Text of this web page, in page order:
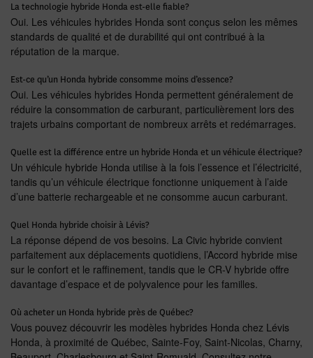
La technologie hybride Honda est-elle fiable?
Oui. Les véhicules hybrides Honda sont conçus selon les mêmes
standards de qualité et de durabilité qui ont contribué à la
réputation de la marque.
Est-ce qu’un Honda hybride consomme moins d’essence?
Oui. Les véhicules hybrides Honda permettent généralement de
réduire la consommation de carburant, particulièrement lors des
trajets urbains comportant de nombreux arrêts et redémarrages.
Quelle est la différence entre un hybride Honda et un véhicule électrique?
Un véhicule hybride Honda utilise à la fois l’essence et l’électricité,
tandis qu’un véhicule électrique fonctionne uniquement à l’aide
d’une batterie rechargeable et ne consomme aucun carburant.
Quel Honda hybride choisir à Lévis?
La réponse dépend de vos besoins. La Civic hybride convient
parfaitement aux déplacements quotidiens, l’Accord hybride mise
sur le confort et le raffinement, tandis que le CR-V hybride offre
davantage d’espace et de polyvalence pour les familles.
Où acheter un Honda hybride près de Québec?
Vous pouvez découvrir les modèles hybrides Honda chez Lévis
Honda, à proximité de Québec, Sainte-Foy, Saint-Nicolas, Charny,